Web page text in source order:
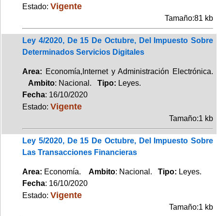
Estado: Vigente
Tamaño:81 kb
Ley 4/2020, De 15 De Octubre, Del Impuesto Sobre
Determinados Servicios Digitales
Area: Economía,Internet y Administración Electrónica.
Ambito: Nacional. Tipo: Leyes.
Fecha: 16/10/2020
Estado: Vigente
Tamaño:1 kb
Ley 5/2020, De 15 De Octubre, Del Impuesto Sobre
Las Transacciones Financieras
Area: Economía. Ambito: Nacional. Tipo: Leyes.
Fecha: 16/10/2020
Estado: Vigente
Tamaño:1 kb